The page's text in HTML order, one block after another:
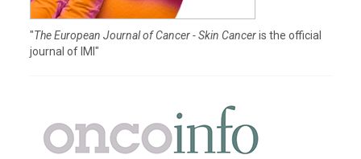
"The European Journal of Cancer - Skin Canceris the official
journal of IMI"